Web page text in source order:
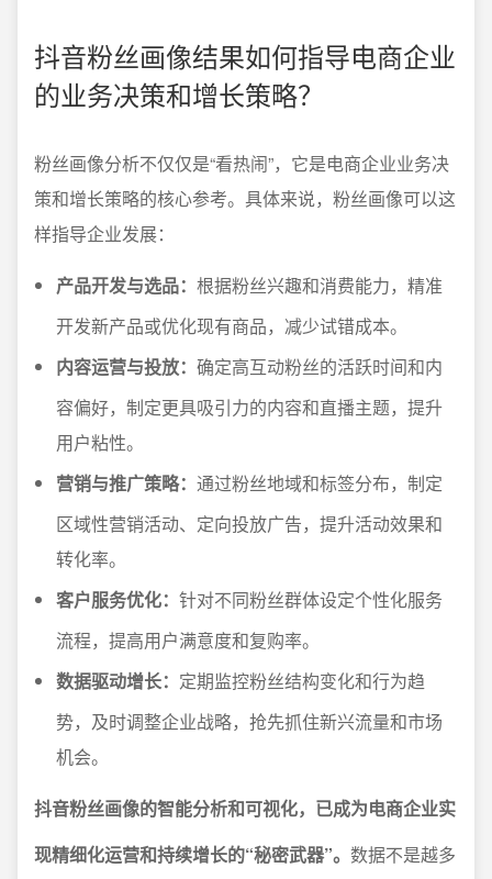
抖音粉丝画像结果如何指导电商企业
的业务决策和增长策略？
粉丝画像分析不仅仅是“看热闹”，它是电商企业业务决
策和增长策略的核心参考。具体来说，粉丝画像可以这
样指导企业发展：
产品开发与选品： 根据粉丝兴趣和消费能力，精准
开发新产品或优化现有商品，减少试错成本。
内容运营与投放： 确定高互动粉丝的活跃时间和内
容偏好，制定更具吸引力的内容和直播主题，提升
用户粘性。
营销与推广策略： 通过粉丝地域和标签分布，制定
区域性营销活动、定向投放广告，提升活动效果和
转化率。
客户服务优化： 针对不同粉丝群体设定个性化服务
流程，提高用户满意度和复购率。
数据驱动增长： 定期监控粉丝结构变化和行为趋
势，及时调整企业战略，抢先抓住新兴流量和市场
机会。
抖音粉丝画像的智能分析和可视化，已成为电商企业实
现精细化运营和持续增长的“秘密武器”。 数据不是越多